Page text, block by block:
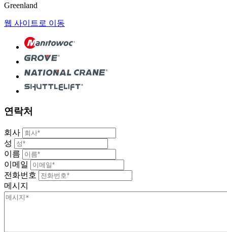
Greenland
웹 사이트로 이동
연락처
회사
성
이름
이메일
전화번호
메시지